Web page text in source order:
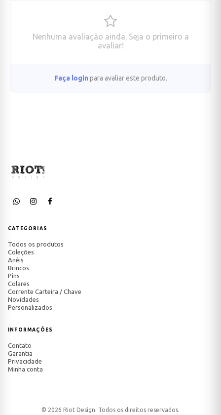
Nenhuma avaliação ainda. Seja o primeiro a
avaliar!
Faça login para avaliar este produto.
CATEGORIAS
Todos os produtos
Coleções
Anéis
Brincos
Pins
Colares
Corrente Carteira / Chave
Novidades
Personalizados
INFORMAÇÕES
Contato
Garantia
Privacidade
Minha conta
© 2026 Riot Design. Todos os direitos reservados.